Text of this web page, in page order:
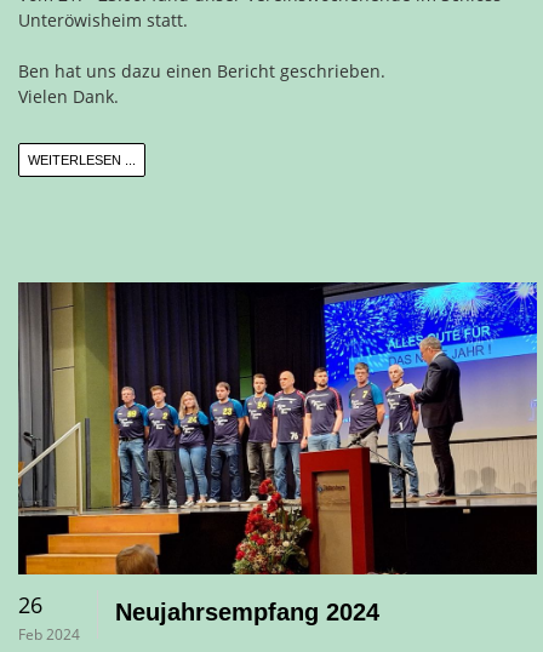
Unteröwisheim statt.
Ben hat uns dazu einen Bericht geschrieben.
Vielen Dank.
WEITERLESEN ...
26
Feb 2024
Neujahrsempfang 2024